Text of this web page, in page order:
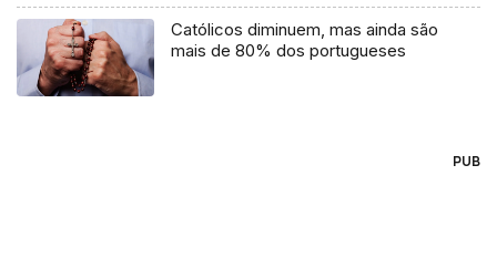
Católicos diminuem, mas ainda são
mais de 80% dos portugueses
PUB